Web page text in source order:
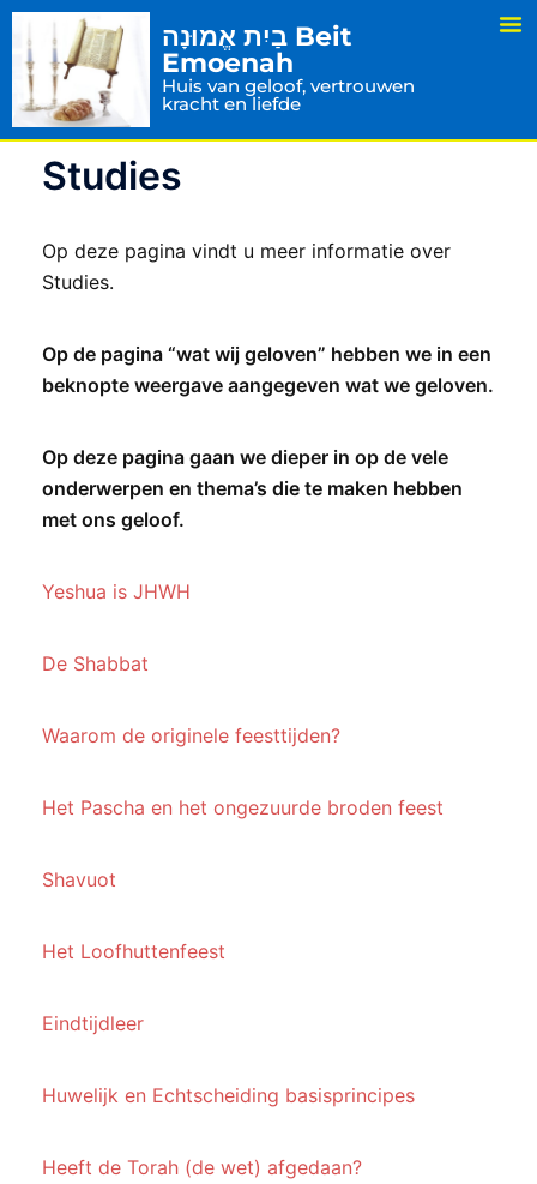
בַיִת אֱמוּנָה Beit
Emoenah
Huis van geloof, vertrouwen
kracht en liefde
Studies
Op deze pagina vindt u meer informatie over
Studies.
Op de pagina “wat wij geloven” hebben we in een
beknopte weergave aangegeven wat we geloven.
Op deze pagina gaan we dieper in op de vele
onderwerpen en thema’s die te maken hebben
met ons geloof.
Yeshua is JHWH
De Shabbat
Waarom de originele feesttijden?
Het Pascha en het ongezuurde broden feest
Shavuot
Het Loofhuttenfeest
Eindtijdleer
Huwelijk en Echtscheiding basisprincipes
Heeft de Torah (de wet) afgedaan?